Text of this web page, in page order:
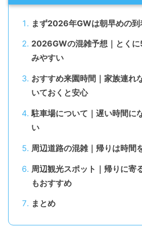
まず2026年GWは朝早めの到
2026GWの混雑予想｜とく
みやすい
おすすめ来園時間｜家族連れ
いておくと安心
駐車場について｜遅い時間に
い
周辺道路の混雑｜帰りは時間
周辺観光スポット｜帰りに寄
もおすすめ
まとめ